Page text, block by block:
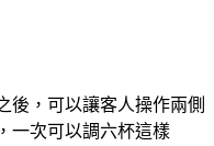
後，可以讓客人操作兩側
一次可以調六杯這樣